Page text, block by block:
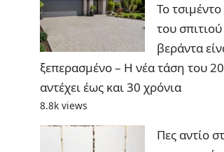
Το
του
βεράντα
ξεπερασμένο – Η νέα τάση του
αντέχει έως και 30 χρόνια
8.8k views
Πες αντίο